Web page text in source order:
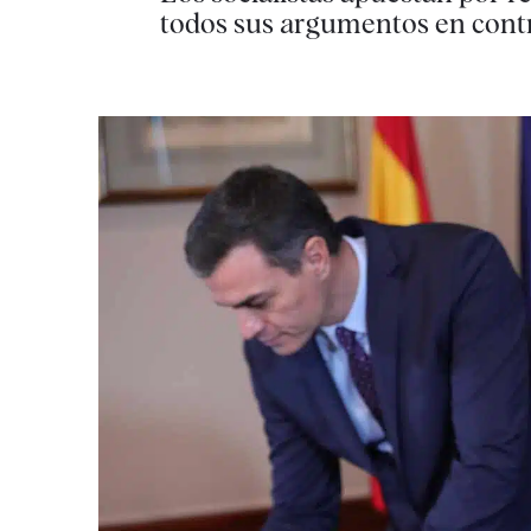
todos sus argumentos en